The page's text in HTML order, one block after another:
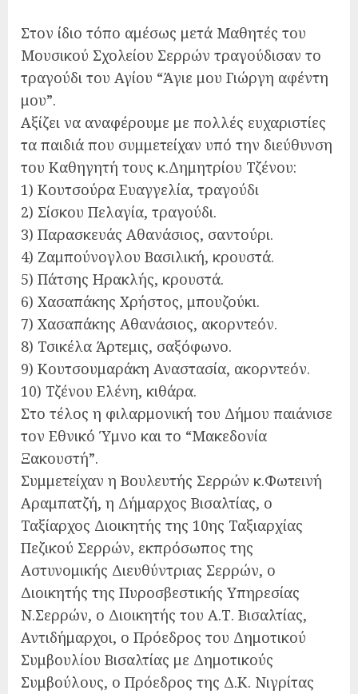
Στον ίδιο τόπο αμέσως μετά Μαθητές του
Μουσικού Σχολείου Σερρών τραγούδισαν το
τραγούδι του Αγίου “Άγιε μου Γιώργη αφέντη
μου”.
Αξίζει να αναφέρουμε με πολλές ευχαριστίες
τα παιδιά που συμμετείχαν υπό την διεύθυνση
του Καθηγητή τους κ.Δημητρίου Τζένου:
1) Κουτσούρα Ευαγγελία, τραγούδι
2) Σίσκου Πελαγία, τραγούδι.
3) Παρασκευάς Αθανάσιος, σαντούρι.
4) Ζαμπούνογλου Βασιλική, κρουστά.
5) Πάτσης Ηρακλής, κρουστά.
6) Χασαπάκης Χρήστος, μπουζούκι.
7) Χασαπάκης Αθανάσιος, ακορντεόν.
8) Τσικέλα Άρτεμις, σαξόφωνο.
9) Κουτσουμαράκη Αναστασία, ακορντεόν.
10) Τζένου Ελένη, κιθάρα.
Στο τέλος η φιλαρμονική του Δήμου παιάνισε
τον Εθνικό Ύμνο και το “Μακεδονία
Ξακουστή”.
Συμμετείχαν η Βουλευτής Σερρών κ.Φωτεινή
Αραμπατζή, η Δήμαρχος Βισαλτίας, ο
Ταξίαρχος Διοικητής της 10ης Ταξιαρχίας
Πεζικού Σερρών, εκπρόσωπος της
Αστυνομικής Διευθύντριας Σερρών, ο
Διοικητής της Πυροσβεστικής Υπηρεσίας
Ν.Σερρών, ο Διοικητής του Α.Τ. Βισαλτίας,
Αντιδήμαρχοι, ο Πρόεδρος του Δημοτικού
Συμβουλίου Βισαλτίας με Δημοτικούς
Συμβούλους, ο Πρόεδρος της Δ.Κ. Νιγρίτας